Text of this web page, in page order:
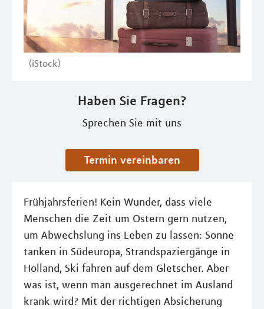
(iStock)
Haben Sie Fragen?
Sprechen Sie mit uns
Termin vereinbaren
Frühjahrsferien! Kein Wunder, dass viele
Menschen die Zeit um Ostern gern nutzen,
um Abwechslung ins Leben zu lassen: Sonne
tanken in Südeuropa, Strandspaziergänge in
Holland, Ski fahren auf dem Gletscher. Aber
was ist, wenn man ausgerechnet im Ausland
krank wird? Mit der richtigen Absicherung